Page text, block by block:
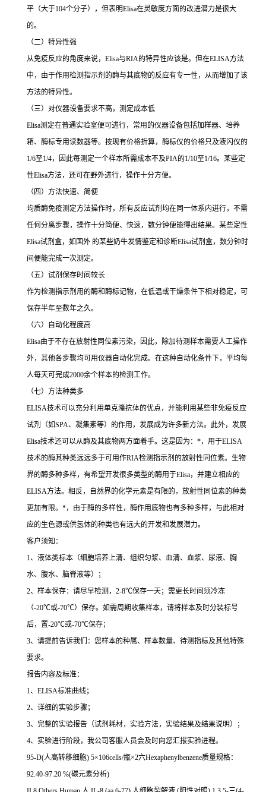
平（大于104个分子），但表明Elisa在灵敏度方面的改进潜力是很大
的。
（二）特异性强
从免疫反应的角度来说， Elisa与RIA的特异性应该是。但在ELISA方法
中，由于作用检测指示剂的酶与其底物的反应有专一性，从而增加了该
方法的特异性。
（三）对仪器设备要求不高，测定成本低
Elisa测定在普通实验室便可进行，常用的仪器设备包括加样器、培养
箱、酶标专用读数器等。按现有价格折算，酶标仪的价格只及液闪仪的
1/6至1/4，因此每测定一个样本所需成本不及PIA的1/10至1/16。某些定
性Elisa方法，还可在野外进行，操作十分方便。
（四）方法快速、简便
均质酶免疫测定方法操作时，所有反应试剂均在同一体系内进行，不需
任何分离步骤，操作十分简便、快速，数分钟便能得出结果。某些定性
Elisa试剂盒，如国外 的某些奶牛发情鉴定和诊断Elisa试剂盒，数分钟时
间便能完成一次测定。
（五）试剂保存时间较长
作为检测指示剂用的酶和酶标记物，在低温或干燥条件下相对稳定，可
保存半年至数年之久。
（六）自动化程度高
Elisa由于不存在放射性同位素污染，因此，除加待测样本需要人工操作
外，其他各步骤均可用仪器自动化完成。在这种自动化条件下，平均每
人每天可完成2000余个样本的检测工作。
（七）方法种类多
ELISA技术可以充分利用单克隆抗体的优点，并能利用某些非免疫反应
试剂（如SPA、凝集素等）的作用，发展成为许多新方法。此外，发展
Elisa技术还可以从酶及其底物两方面着手。这是因为： *，用于ELISA
技术的酶其种类远远多于可用作RIA检测指示剂的放射性同位素。生物
界的酶多种多样，有希望开发很多类型的酶用于Elisa，并建立相应的
ELISA方法。相反，自然界的化学元素是有限的，放射性同位素的种类
更加有限。 *，由于酶的多样性，酶作用底物也有多种多样，与此相对
应的生色源或供氢体的种类也有远大的开发和发展潜力。
客户须知：
1、液体类标本（细胞培养上清、组织匀浆、血清、血浆、尿液、胸
水、腹水、脑脊液等）；
2、样本保存：请尽早检测， 2-8℃保存一天；需更长时间须冷冻
（-20℃或-70℃）保存。如需周期收集样本，请将样本及时分装标号
后，置-20℃或-70℃保存；
3、请提前告诉我们：您样本的种属、样本数量、待测指标及其他特殊
要求。
报告内容及标准：
1、 ELISA标准曲线；
2、详细的实验步骤；
3、完整的实验报告（试剂耗材，实验方法，实验结果及结果说明）；
4、实验进行阶段，我公司客服人员会及时向您汇报实验进程。
95-D(人高转移细胞) 5×106cells/瓶×2六Hexaphenylbenzene质量规格：
92.40-97.20 %(碳元素分析)